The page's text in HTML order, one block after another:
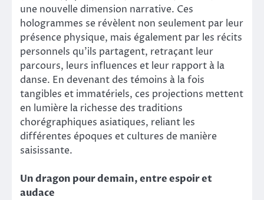
une nouvelle dimension narrative. Ces
hologrammes se révèlent non seulement par leur
présence physique, mais également par les récits
personnels qu’ils partagent, retraçant leur
parcours, leurs influences et leur rapport à la
danse. En devenant des témoins à la fois
tangibles et immatériels, ces projections mettent
en lumière la richesse des traditions
chorégraphiques asiatiques, reliant les
différentes époques et cultures de manière
saisissante.
Un dragon pour demain, entre espoir et
audace